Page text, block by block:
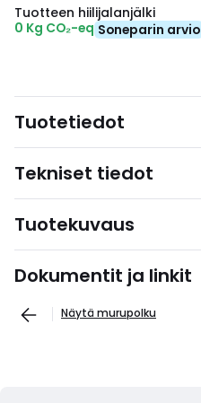
Tuotteen hiilijalanjälki
0 Kg CO₂-eq Soneparin arvio
Tuotetiedot
Tekniset tiedot
Tuotekuvaus
Dokumentit ja linkit
Näytä murupolku